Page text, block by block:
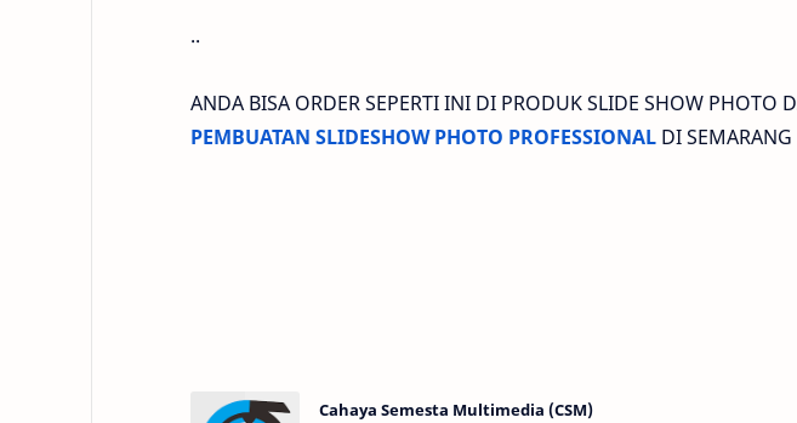
..
ANDA BISA ORDER SEPERTI INI DI PRODUK SLIDE SHOW PHOTO
PEMBUATAN SLIDESHOW PHOTO PROFESSIONAL DI SEMARANG
Cahaya Semesta Multimedia (CSM)